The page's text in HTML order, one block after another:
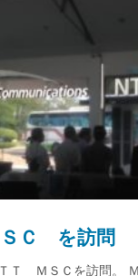
Ｃ を訪問
Ｔ ＭＳＣを訪問。